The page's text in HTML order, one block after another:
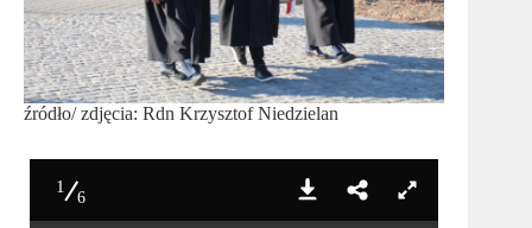
źródło/ zdjęcia: Rdn Krzysztof Niedzielan
1
6